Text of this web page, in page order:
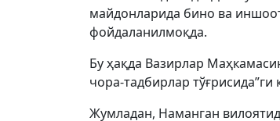
майдонларида бино ва
фойдаланилмоқда.
Бу ҳақда Вазирлар
чора-тадбирлар
Жумладан, Наманган